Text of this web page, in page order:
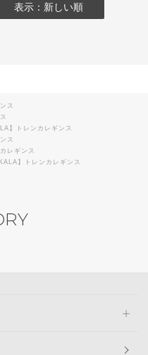
表示：新しい順
ス
】トレンカレギンス
ス
レギンス
】トレンカレギンス